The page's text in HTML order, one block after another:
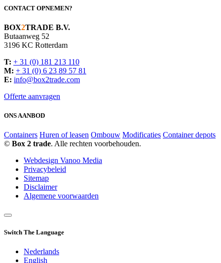
CONTACT OPNEMEN?
BOX2TRADE B.V.
Butaanweg 52
3196 KC Rotterdam
T: + 31 (0) 181 213 110
M: + 31 (0) 6 23 89 57 81
E: info@box2trade.com
Offerte aanvragen
ONS AANBOD
Containers Huren of leasen Ombouw Modificaties Container depots
© Box 2 trade. Alle rechten voorbehouden.
Webdesign Vanoo Media
Privacybeleid
Sitemap
Disclaimer
Algemene voorwaarden
Switch The Language
Nederlands
English